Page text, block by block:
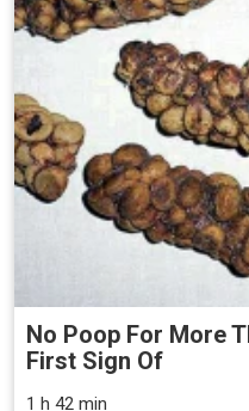
No Poop For More
First Sign Of
1 h 42 min